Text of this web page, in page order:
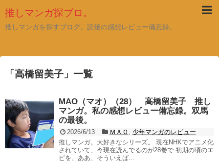
推しマンガ探ブロ。
推しマンガを探すブログ。読後の感想レビュー備忘録。
「 高橋留美子 」 一覧
MAO（マオ）（28） 高橋留美子 推し
マンガ。私の感想レビュー備忘録。双馬
の最後。
2026/6/13 ＭＡＯ
少年マンガのレビュー
推しマンガ。大好きなシリーズ。 現在NHKでアニメ化
されていて、今現在読んでるのが28巻で 初期の頃のエ
ピを、ああ、そういえば...